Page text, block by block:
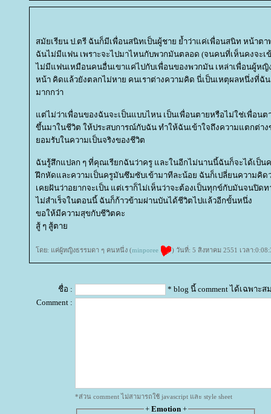
สมัยเรียน ป.ตรี ฉันก็มีเพื่อนสนิทเป็นผู้ชาย ย้ำว่าแค่เพื่อนสนิท หน้าต
ฉันไม่มีแฟน เพราะจะไปมาไหนกับพวกมันตลอด (จนคนที่เห็นคงจะ
ไม่มีแฟนเหมือนคนอื่นเขาแค่ไปกับเพื่อนของพวกมัน เหล่าเพื่อนผู้ห
หน้า คิดแล้วยังตลกไม่หาย คนเราต่างความคิด นี่เป็นเหตุผลหนึ่งที่
มากกว่า
ต่ไม่ว่าเพื่อนของฉันจะเป็นแบบไหน เป็นเพื่อนตายหรือไม่ใช่เพื่อนต
ขึ้นมาในชีวิต ให้ประสบการณ์กับฉัน ทำให้ฉันเข้าใจถึงความแตกต่าง
อมรับในความเป็นจริงของชีวิต
ฉันรู้สึกแปลก ๆ ที่คุณเรียกฉันว่าครู และในอีกไม่นานนี้ฉันก็จะได้เป็น
ฝึกหัดและความเป็นครูมันซึมซับเข้ามาทีละน้อย ฉันก็เปลี่ยนความคิ
เคยฝันว่าอยากจะเป็น แต่เราก็ไม่เห็นว่าจะต้องเป็นทุกข์กับมันจนปิด
ไม่สำเร็จในตอนนี้ ฉันก็ก้าวข้ามผ่านบันได้ชีวิตไปแล้วอีกขั้นหนึ่ง
ขอให้มีความสุขกับชีวิตคะ
สู้ ๆ สู้ตา
ดย: แค่ผู้หญิงธรรมดา ๆ คนหนึ่ง (minporee ) วันที่: 5 สิงหาคม 2551 เวลา
ชื่อ :
* blog นี้ comment ได้เฉพาะส
Comment :
*ส่วน comment ไม่สามารถใช้ javascript และ style sheet
+ Emotion+